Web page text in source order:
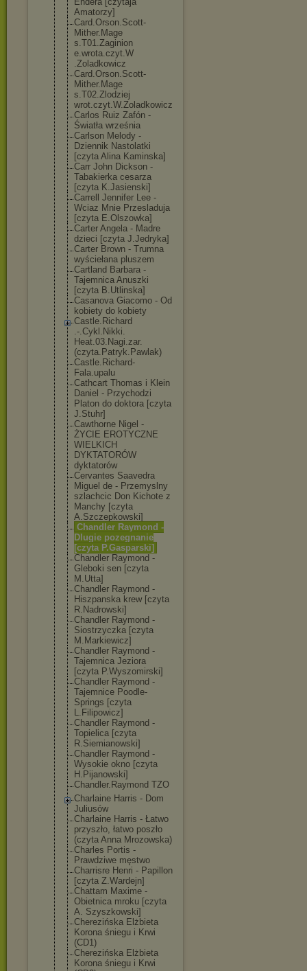
Amatorzy]
Card.Orson.Scott-
Mither.Mage
s.T01.Zaginion
e.wrota.czyt.W
.Zoladkowicz
Card.Orson.Scott-
Mither.Mage
s.T02.Zlodziej
wrot.czyt.W.Zo ladkowicz
Carlos Ruiz Zafón -
Światła września
Carlson Melody -
Dziennik Nastolatki
[czyta Alina Kaminska]
Carr John Dickson -
Tabakierka cesarza
[czyta K.Jasienski]
Carrell Jennifer Lee -
Wciaz Mnie Przesladuja
[czyta E.Olszowka]
Carter Angela - Madre
dzieci [czyta J.Jedryka]
Carter Brown - Trumna
wyściełana pluszem
Cartland Barbara -
Tajemnica Anuszki
[czyta B.Utlinska]
Casanova Giacomo - Od
kobiety do kobiety
Castle.Richard
.-.Cykl.Nikki.
Heat.03.Nagi.zar.
(czyta.Patryk.Pawlak)
Castle.Richard-
Fala.upalu
Cathcart Thomas i Klein
Daniel - Przychodzi
Platon do doktora [czyta
J.Stuhr]
Cawthorne Nigel -
ŻYCIE EROTYCZNE
WIELKICH
DYKTATORÓW
dyktatorów
Cervantes Saavedra
Miguel de - Przemyslny
szlachcic Don Kichote z
Manchy [czyta
A.Szczepkowski]
Chandler Raymond -
Dlugie pozegnanie
[czyta P.Gasparski]
Chandler Raymond -
Gleboki sen [czyta
M.Utta]
Chandler Raymond -
Hiszpanska krew [czyta
R.Nadrowski]
Chandler Raymond -
Siostrzyczka [czyta
M.Markiewicz]
Chandler Raymond -
Tajemnica Jeziora
[czyta P.Wyszomirski]
Chandler Raymond -
Tajemnice Poodle-
Springs [czyta
L.Filipowicz]
Chandler Raymond -
Topielica [czyta
R.Siemianowski]
Chandler Raymond -
Wysokie okno [czyta
H.Pijanowski]
Chandler.Raymond TZO
Charlaine Harris - Dom
Juliusów
Charlaine Harris - Łatwo
przyszło, łatwo poszło
(czyta Anna Mrozowska)
Charles Portis -
Prawdziwe męstwo
Charrisre Henri - Papillon
[czyta Z.Wardejn]
Chattam Maxime -
Obietnica mroku [czyta
A. Szyszkowski]
Cherezińska Elżbieta
Korona śniegu i Krwi
(CD1)
Cherezińska Elżbieta
Korona śniegu i Krwi